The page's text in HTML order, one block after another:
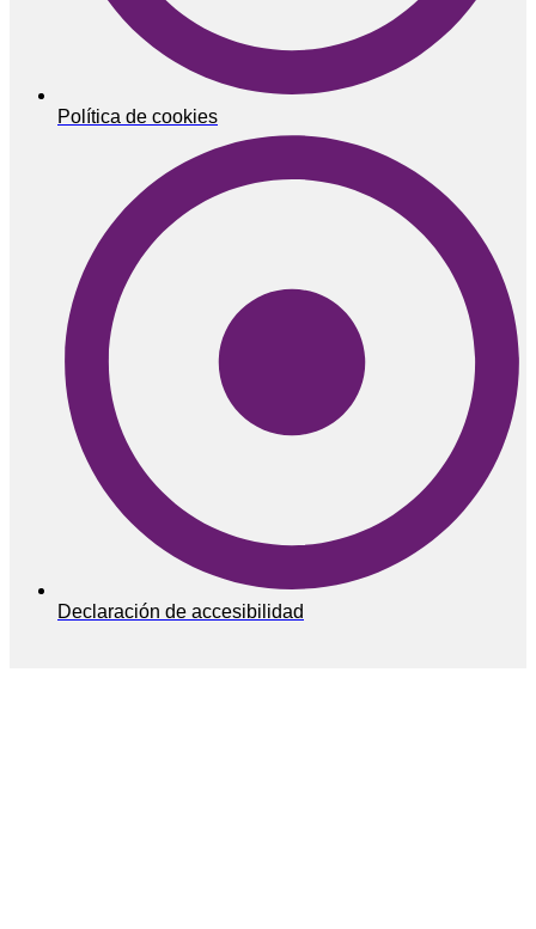
Política de cookies
Declaración de accesibilidad